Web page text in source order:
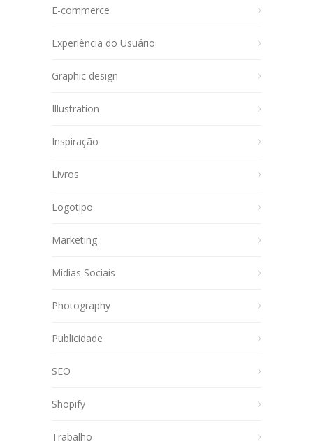
E-commerce
Experiência do Usuário
Graphic design
Illustration
Inspiração
Livros
Logotipo
Marketing
Mídias Sociais
Photography
Publicidade
SEO
Shopify
Trabalho